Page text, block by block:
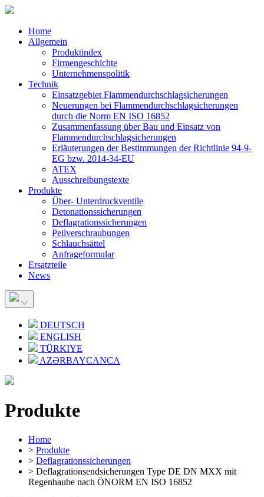
Home
Allgemein
Produktindex
Firmengeschichte
Unternehmenspolitik
Technik
Einsatzgebiet Flammendurchschlagsicherungen
Neuerungen bei Flammendurchschlagsicherungen
durch die Norm EN ISO 16852
Zusammenfassung über Bau und Einsatz von
Flammendurchschlagsicherungen
Erläuterungen der Bestimmungen der Richtlinie 94-9-
EG bzw. 2014-34-EU
ATEX
Ausschreibungstexte
Produkte
Über- Unterdruckventile
Detonationssicherungen
Deflagrationssicherungen
Peilverschraubungen
Schlauchsättel
Anfrageformular
Ersatzteile
News
DEUTSCH
ENGLISH
TÜRKIYE
AZƏRBAYCANCA
Produkte
Home
> Produkte
> Deflagrationssicherungen
> Deflagrationsendsicherungen Type DE DN MXX mit
Regenhaube nach ÖNORM EN ISO 16852